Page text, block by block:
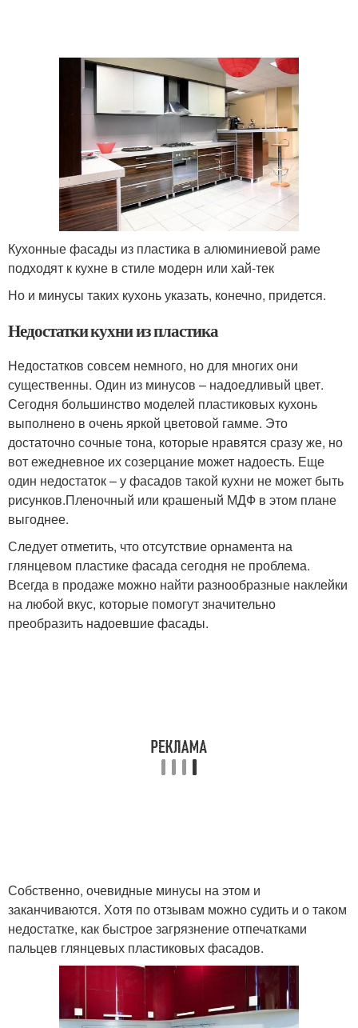
Кухонные фасады из пластика в алюминиевой раме
подходят к кухне в стиле модерн или хай-тек
Но и минусы таких кухонь указать, конечно, придется.
Недостатки кухни из пластика
Недостатков совсем немного, но для многих они
существенны. Один из минусов – надоедливый цвет.
Сегодня большинство моделей пластиковых кухонь
выполнено в очень яркой цветовой гамме. Это
достаточно сочные тона, которые нравятся сразу же, но
вот ежедневное их созерцание может надоесть. Еще
один недостаток – у фасадов такой кухни не может быть
рисунков.Пленочный или крашеный МДФ в этом плане
выгоднее.
Следует отметить, что отсутствие орнамента на
глянцевом пластике фасада сегодня не проблема.
Всегда в продаже можно найти разнообразные наклейки
на любой вкус, которые помогут значительно
преобразить надоевшие фасады.
Собственно, очевидные минусы на этом и
заканчиваются. Хотя по отзывам можно судить и о таком
недостатке, как быстрое загрязнение отпечатками
пальцев глянцевых пластиковых фасадов.